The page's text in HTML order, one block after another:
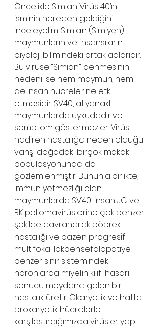
Öncelikle Simian Virüs 40’ın
isminin nereden geldiğini
inceleyelim. Simian (Simiyen),
maymunların ve insansıların
biyoloji bilimindeki ortak adlarıdır.
Bu virüse “Simian” denmesinin
nedeni ise hem maymun, hem
de insan hücrelerine etki
etmesidir. SV40, al yanaklı
maymunlarda uykudadır ve
semptom göstermezler. Virüs,
nadiren hastalığa neden olduğu
vahşi doğadaki birçok makak
popülasyonunda da
gözlemlenmiştir. Bununla birlikte,
immün yetmezliği olan
maymunlarda SV40, insan JC ve
BK poliomavirüslerine çok benzer
şekilde davranarak böbrek
hastalığı ve bazen progresif
multifokal lökoensefalopatiye
benzer sinir sistemindeki
nöronlarda miyelin kılıfı hasarı
sonucu meydana gelen bir
hastalık üretir. Ökaryotik ve hatta
prokaryotik hücrelerle
karşılaştırdığımızda virüsler yapı